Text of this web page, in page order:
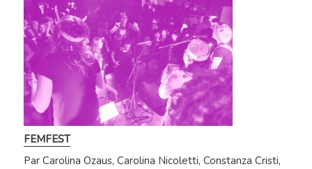
FEMFEST
Par Carolina Ozaus, Carolina Nicoletti, Constanza Cristi,